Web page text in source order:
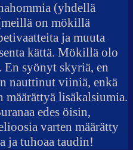
(yhdellä
on mökillä
ja muuta
kättä. Mökillä olo
En syönyt skyriä, en
nauttinut viiniä, enkä
määrättyä lisäkalsiumia.
edes öisin,
varten määrätty
ja tuhoaa taudin!